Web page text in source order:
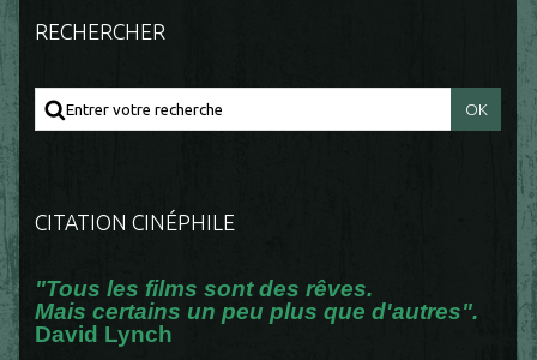
RECHERCHER
CITATION CINÉPHILE
"Tous les films sont des rêves.
Mais certains un peu plus que d'autres".
David Lynch